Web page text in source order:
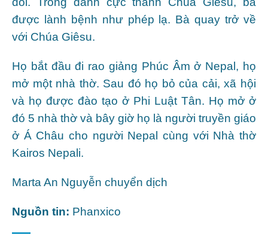
được lành bệnh như phép lạ. Bà quay trở về
với Chúa Giêsu.
Họ bắt đầu đi rao giảng Phúc Âm ở Nepal, họ
mở một nhà thờ. Sau đó họ bỏ của cải, xã hội
và họ được đào tạo ở Phi Luật Tân. Họ mở ở
đó 5 nhà thờ và bây giờ họ là người truyền giáo
ở Á Châu cho người Nepal cùng với Nhà thờ
Kairos Nepali.
Marta An Nguyễn chuyển dịch
Nguồn tin: Phanxico